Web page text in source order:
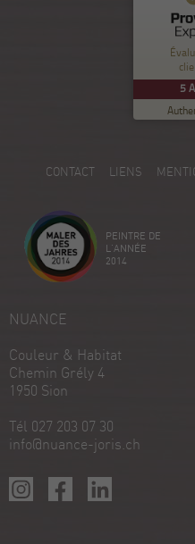
5
Commentaires et
EXCELLENT
5.00
/
Créez votre
Voir le profil
CONTACT LIENS
PEINTRE DE
L'ANNÉE
2014
NUANCE
Couleur & Habitat
Chemin Grély 4
1950 Sion
Tél 027 203 07 30
info@nuance-joris.ch